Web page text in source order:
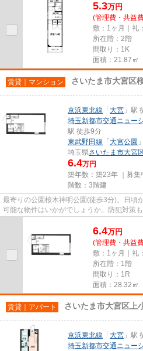
5.3万円
(管理費・共益
敷：1ヶ月｜礼
所在階：2階
間取り：1K
面積：21.87㎡
賃貸｜マンション さいたま市大宮区
京浜東北線 「 大宮 」駅
埼玉新都市交通ニュー
駅 徒歩9分
東武野田線 「 大宮公園
埼玉県さいたま市大宮
6.4万円
築年数：築23年 ｜募集
階数：3階建
最寄りの公園桜木神明公園(徒歩3分)。日頃
可能な物件はいかがでしょうか。防犯対策
6.4万円
(管理費・共益
敷：1ヶ月｜礼
所在階：1階
間取り：1R
面積：28.32㎡
賃貸｜アパート さいたま市大宮区上
京浜東北線 「 大宮 」駅
埼玉新都市交通ニュー